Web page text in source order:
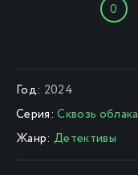
0
Год: 2024
Серия: Сквозь облака
Жанр: Детективы